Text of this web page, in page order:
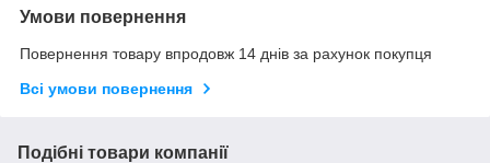
Умови повернення
Повернення товару впродовж 14 днів за рахунок покупця
Всі умови повернення
Подібні товари компанії